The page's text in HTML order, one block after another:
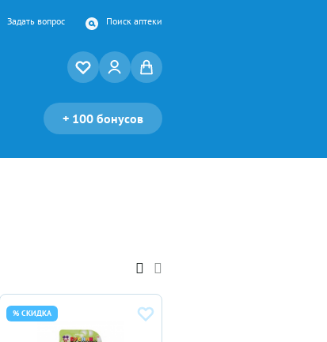
Задать вопрос Поиск аптеки
+ 100 бонусов
% СКИДКА